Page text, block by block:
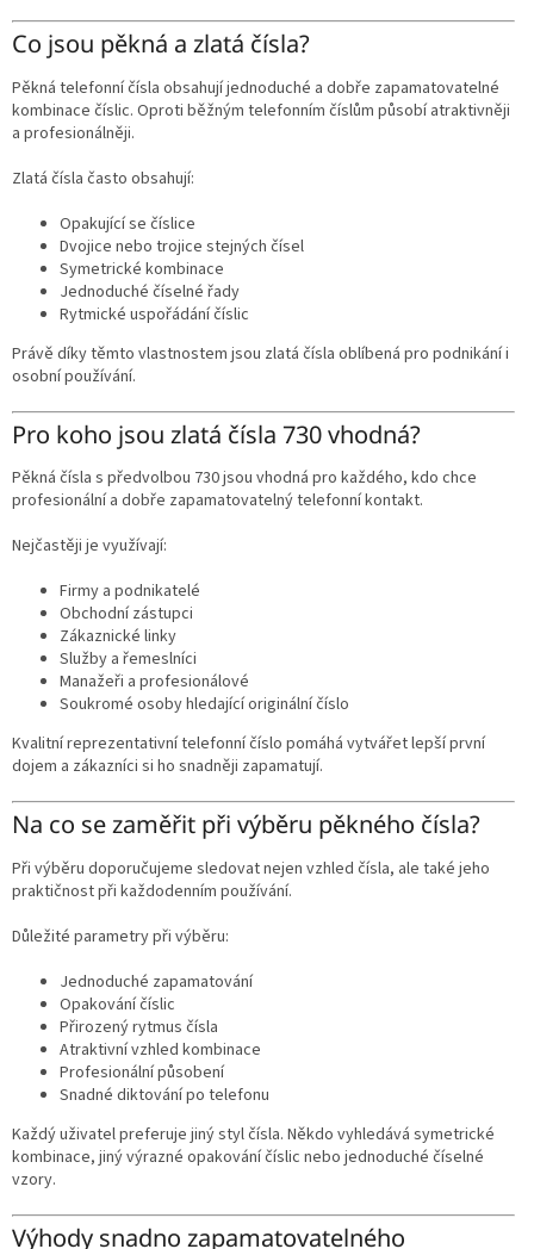
Co jsou pěkná a zlatá čísla?
Pěkná telefonní čísla obsahují jednoduché a dobře zapamatovatelné
kombinace číslic. Oproti běžným telefonním číslům působí atraktivněji
a profesionálněji.
Zlatá čísla často obsahují:
Opakující se číslice
Dvojice nebo trojice stejných čísel
Symetrické kombinace
Jednoduché číselné řady
Rytmické uspořádání číslic
Právě díky těmto vlastnostem jsou zlatá čísla oblíbená pro podnikání i
osobní používání.
Pro koho jsou zlatá čísla 730 vhodná?
Pěkná čísla s předvolbou 730 jsou vhodná pro každého, kdo chce
profesionální a dobře zapamatovatelný telefonní kontakt.
Nejčastěji je využívají:
Firmy a podnikatelé
Obchodní zástupci
Zákaznické linky
Služby a řemeslníci
Manažeři a profesionálové
Soukromé osoby hledající originální číslo
Kvalitní reprezentativní telefonní číslo pomáhá vytvářet lepší první
dojem a zákazníci si ho snadněji zapamatují.
Na co se zaměřit při výběru pěkného čísla?
Při výběru doporučujeme sledovat nejen vzhled čísla, ale také jeho
praktičnost při každodenním používání.
Důležité parametry při výběru:
Jednoduché zapamatování
Opakování číslic
Přirozený rytmus čísla
Atraktivní vzhled kombinace
Profesionální působení
Snadné diktování po telefonu
Každý uživatel preferuje jiný styl čísla. Někdo vyhledává symetrické
kombinace, jiný výrazné opakování číslic nebo jednoduché číselné
vzory.
Výhody snadno zapamatovatelného